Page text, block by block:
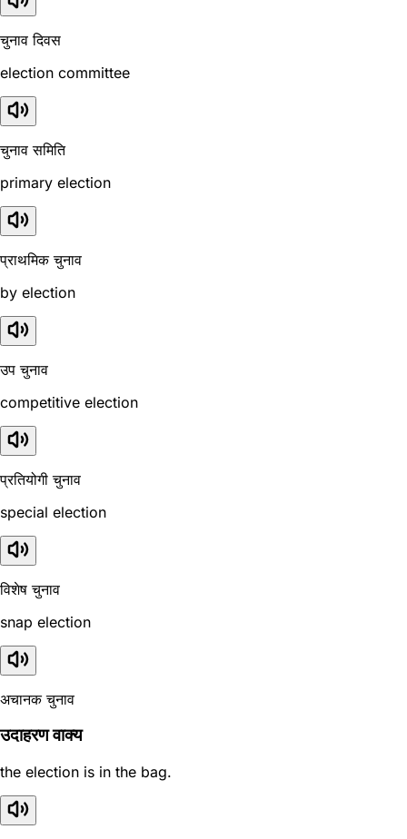
चुनाव दिवस
election committee
चुनाव समिति
primary election
प्राथमिक चुनाव
by election
उप चुनाव
competitive election
प्रतियोगी चुनाव
special election
विशेष चुनाव
snap election
अचानक चुनाव
उदाहरण वाक्य
the election is in the bag.